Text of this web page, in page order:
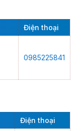
Điện thoại
0985225841
Điện thoại